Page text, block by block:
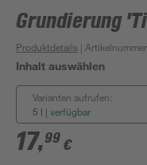
Grundierung
Produktdetails | Artikelnummer
Inhalt auswählen
Varianten aufrufen:
5 l | verfügbar
17,99 €